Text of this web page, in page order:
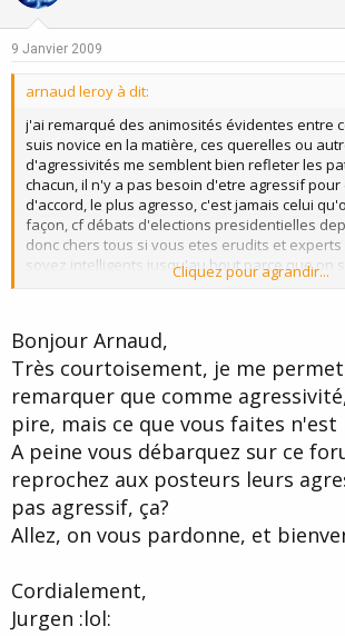
t
v
9 Janvier 2009
arnaud leroy à dit:
j'ai remarqué des animosités évidentes entre
suis novice en la matière, ces querelles ou
d'agressivités me semblent bien refleter les
chacun, il n'y a pas besoin d'etre agressif
d'accord, le plus agresso, c'est jamais celui
façon, cf débats d'elections presidentielles
donc chers tous si vous etes erudits et
soyez intelligents jusqu'au bout parce que on
vraiment ce qui se passe!
Cliquez pour agrandir...
Bonjour Arnaud,
Très courtoisement, je me
remarquer que comme
pire, mais ce que vous faites n'est
A peine vous débarquez sur ce
reprochez aux posteurs leurs
pas agressif, ça?
Allez, on vous pardonne, et
Cordialement,
Jurgen :lol: